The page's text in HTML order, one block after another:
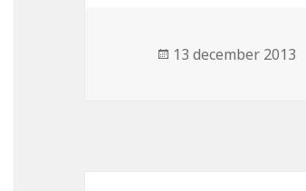
Geplaatst
13 december 2013